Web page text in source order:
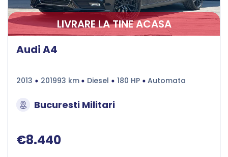
LIVRARE LA TINE ACASA
Audi A4
2013 201993 km Diesel 180 HP Automata
Bucuresti Militari
€8.440